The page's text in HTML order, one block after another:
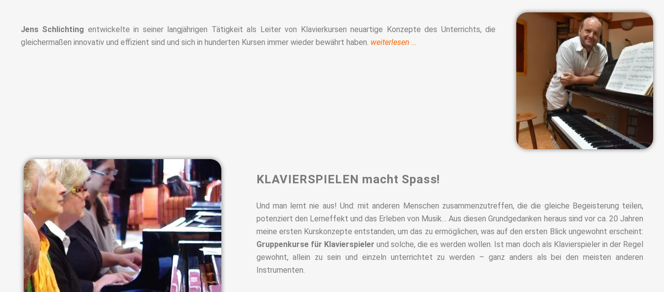
Jens Schlichting entwickelte in seiner langjährigen Tätigkeit als Leiter von Klavierkursen neuartige Konzepte des Unterrichts, die
gleichermaßen innovativ und effizient sind und sich in hunderten Kursen immer wieder bewährt haben. weiterlesen …
KLAVIERSPIELEN macht Spass!
Und man lernt nie aus! Und: mit anderen Menschen zusammenzutreffen, die die gleiche Begeisterung teilen,
potenziert den Lerneffekt und das Erleben von Musik… Aus diesen Grundgedanken heraus sind vor ca. 20 Jahren
meine ersten Kurskonzepte entstanden, um das zu ermöglichen, was auf den ersten Blick ungewohnt erscheint:
Gruppenkurse für Klavierspieler und solche, die es werden wollen. Ist man doch als Klavierspieler in der Regel
gewohnt, allein zu sein und einzeln unterrichtet zu werden – ganz anders als bei den meisten anderen
Instrumenten.